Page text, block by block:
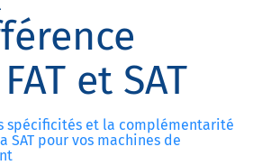
et SAT
spécificités et la complémentarité
SAT pour vos machines de